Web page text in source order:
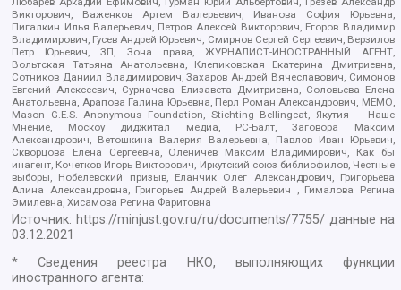
Викторович, Важенков Артем Валерьевич, Иванова София Юрьевна,
Пигалкин Илья Валерьевич, Петров Алексей Викторович, Егоров Владимир
Владимирович, Гусев Андрей Юрьевич, Смирнов Сергей Сергеевич, Верзилов
Петр Юрьевич, ЗП, Зона права, ЖУРНАЛИСТ-ИНОСТРАННЫЙ АГЕНТ,
Вольтская Татьяна Анатольевна, Клепиковская Екатерина Дмитриевна,
Сотников Даниил Владимирович, Захаров Андрей Вячеславович, Симонов
Евгений Алексеевич, Сурначева Елизавета Дмитриевна, Соловьева Елена
Анатольевна, Арапова Галина Юрьевна, Перл Роман Александрович, МЕМО,
Mason G.E.S. Anonymous Foundation, Stichting Bellingcat, Якутия – Наше
Мнение, Москоу диджитал медиа, РС-Балт, Заговора Максим
Александрович, Ветошкина Валерия Валерьевна, Павлов Иван Юрьевич,
Скворцова Елена Сергеевна, Оленичев Максим Владимирович, Как бы
инагент, Кочетков Игорь Викторович, Иркутский союз библиофилов, Честные
выборы, Нобелевский призыв, Еланчик Олег Александрович, Григорьева
Алина Александровна, Григорьев Андрей Валерьевич , Гималова Регина
Эмилевна, Хисамова Регина Фаритовна
Источник: https://minjust.gov.ru/ru/documents/7755/ данные на
03.12.2021
* Сведения реестра НКО, выполняющих функции
иностранного агента: